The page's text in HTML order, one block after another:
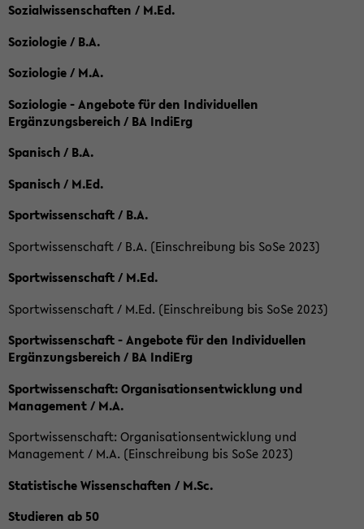
Sozialwissenschaften / M.Ed.
Soziologie / B.A.
Soziologie / M.A.
Soziologie - Angebote für den Individuellen
Ergänzungsbereich / BA IndiErg
Spanisch / B.A.
Spanisch / M.Ed.
Sportwissenschaft / B.A.
Sportwissenschaft / B.A. (Einschreibung bis SoSe 2023)
Sportwissenschaft / M.Ed.
Sportwissenschaft / M.Ed. (Einschreibung bis SoSe 2023)
Sportwissenschaft - Angebote für den Individuellen
Ergänzungsbereich / BA IndiErg
Sportwissenschaft: Organisationsentwicklung und
Management / M.A.
Sportwissenschaft: Organisationsentwicklung und
Management / M.A. (Einschreibung bis SoSe 2023)
Statistische Wissenschaften / M.Sc.
Studieren ab 50